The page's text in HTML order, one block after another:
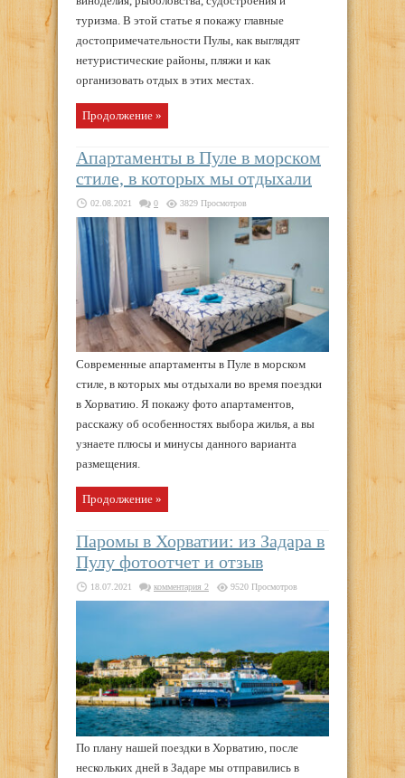
туризма. В этой статье я покажу главные
достопримечательности Пулы, как выглядят
нетуристические районы, пляжи и как
организовать отдых в этих местах.
Продолжение »
Апартаменты в Пуле в морском
стиле, в которых мы отдыхали
02.08.2021 0 3829 Просмотров
Современные апартаменты в Пуле в морском
стиле, в которых мы отдыхали во время поездки
в Хорватию. Я покажу фото апартаментов,
расскажу об особенностях выбора жилья, а вы
узнаете плюсы и минусы данного варианта
размещения.
Продолжение »
Паромы в Хорватии: из Задара в
Пулу фотоотчет и отзыв
18.07.2021 комментария 2 9520 Просмотров
По плану нашей поездки в Хорватию, после
нескольких дней в Задаре мы отправились в